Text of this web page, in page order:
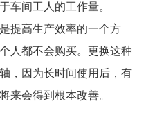
车间工人的工作量。
提高生产效率的一个方
人都不会购买。更换这种
，因为长时间使用后，有
来会得到根本改善。